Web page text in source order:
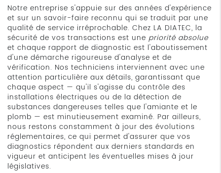
Notre entreprise s'appuie sur des années d'expérience
et sur un savoir-faire reconnu qui se traduit par une
qualité de service irréprochable. Chez LA DIATEC, la
sécurité de vos transactions est une priorité absolue
et chaque rapport de diagnostic est l'aboutissement
d'une démarche rigoureuse d'analyse et de
vérification. Nos techniciens interviennent avec une
attention particulière aux détails, garantissant que
chaque aspect — qu'il s'agisse du contrôle des
installations électriques ou de la détection de
substances dangereuses telles que l'amiante et le
plomb — est minutieusement examiné. Par ailleurs,
nous restons constamment à jour des évolutions
réglementaires, ce qui permet d'assurer que vos
diagnostics répondent aux derniers standards en
vigueur et anticipent les éventuelles mises à jour
législatives.